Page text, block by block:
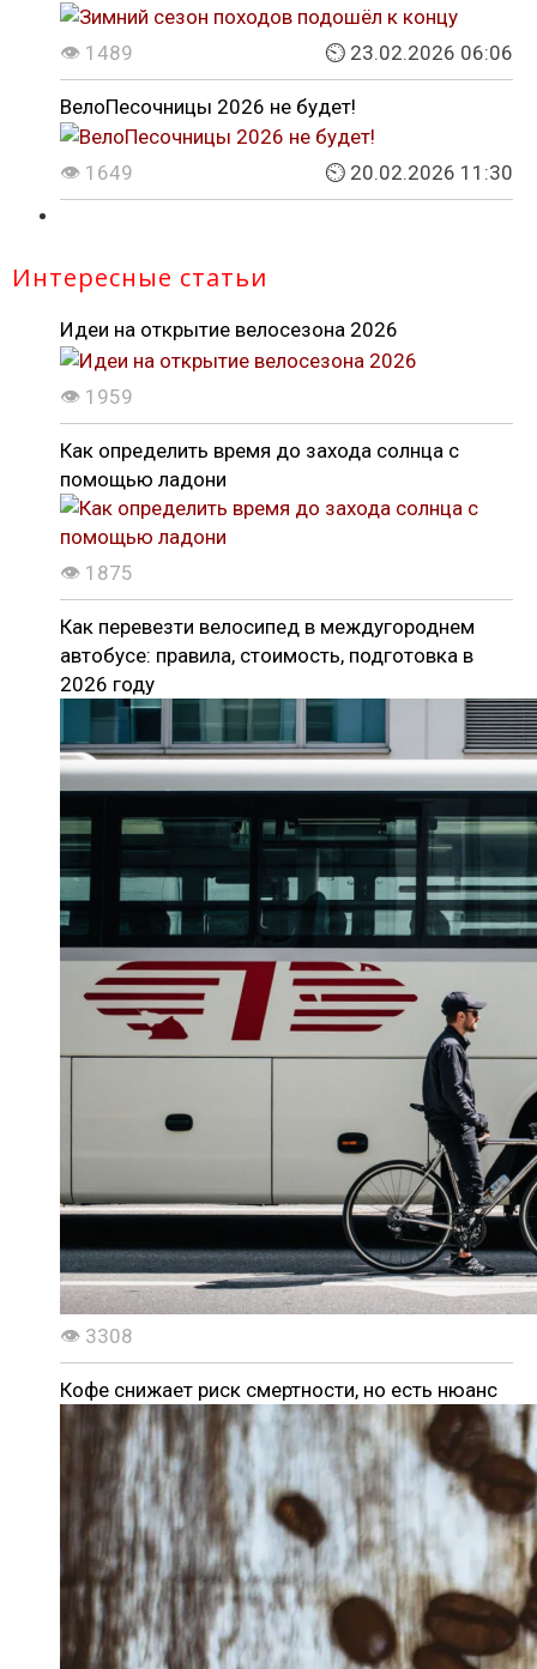
👁 1489 ⏲ 23.02.2026 06:06
ВелоПесочницы 2026 не будет!
👁 1649 ⏲ 20.02.2026 11:30
Интересные статьи
Идеи на открытие велосезона 2026
👁 1959
Как определить время до захода солнца с
помощью ладони
👁 1875
Как перевезти велосипед в междугороднем
автобусе: правила, стоимость, подготовка в
2026 году
👁 3308
Кофе снижает риск смертности, но есть нюанс